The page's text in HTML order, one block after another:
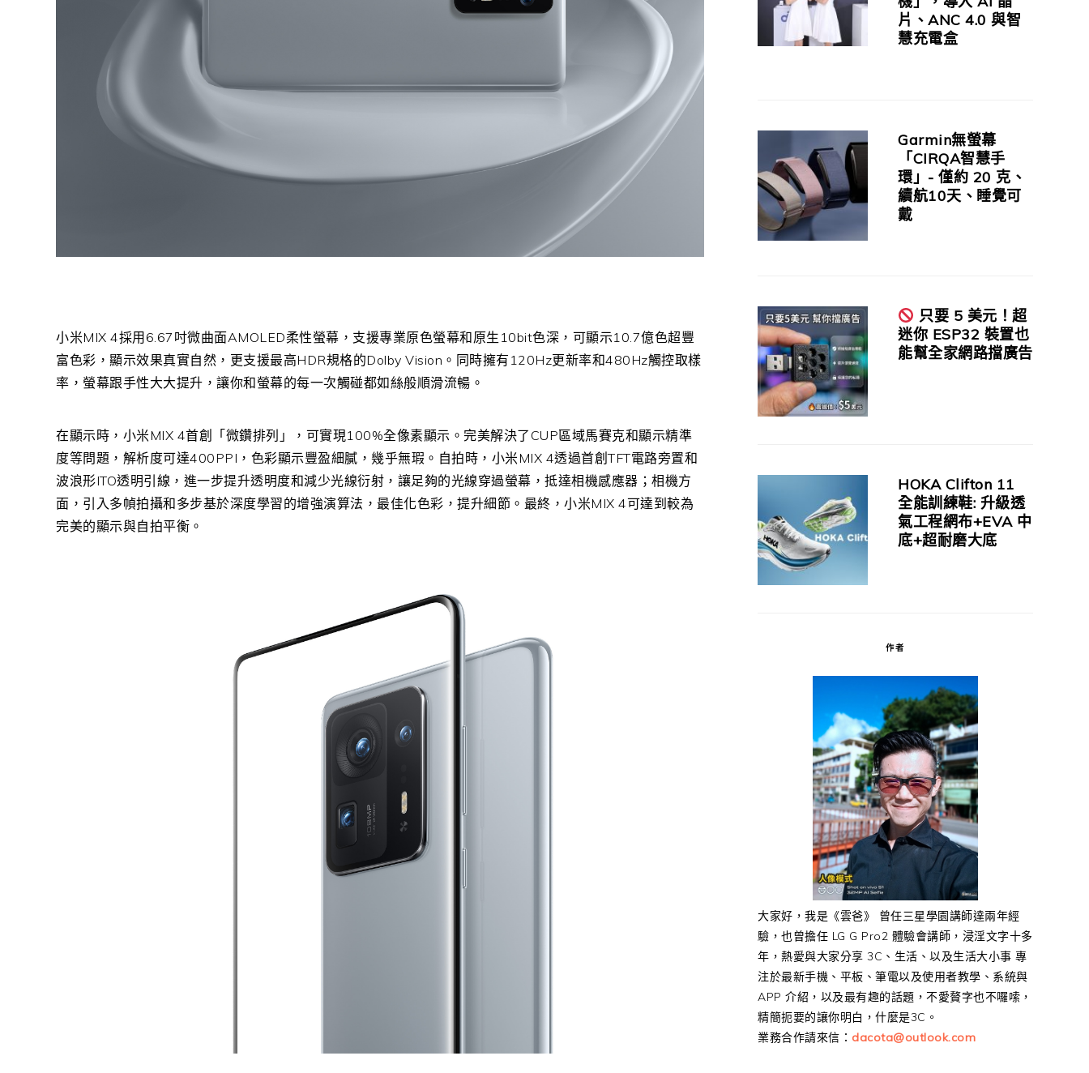
小米MIX 4採用6.67吋微曲面AMOLED柔性螢幕，支援專業原色螢幕和原生10bit色深，可顯示10.7億色超豐
富色彩，顯示效果真實自然，更支援最高HDR規格的Dolby Vision。同時擁有120Hz更新率和480Hz觸控取樣
率，螢幕跟手性大大提升，讓你和螢幕的每一次觸碰都如絲般順滑流暢。
在顯示時，小米MIX 4首創「微鑽排列」，可實現100%全像素顯示。完美解決了CUP區域馬賽克和顯示精準
度等問題，解析度可達400PPI，色彩顯示豐盈細膩，幾乎無瑕。自拍時，小米MIX 4透過首創TFT電路旁置和
波浪形ITO透明引線，進一步提升透明度和減少光線衍射，讓足夠的光線穿過螢幕，抵達相機感應器；相機方
面，引入多幀拍攝和多步基於深度學習的增強演算法，最佳化色彩，提升細節。最終，小米MIX 4可達到較為
完美的顯示與自拍平衡。
片、ANC 4.0 與智
慧充電盒
Garmin無螢幕
「CIRQA智慧手
環」- 僅約 20 克、
續航10天、睡覺可
戴
只要 5 美元！超
迷你 ESP32 裝置也
能幫全家網路擋廣告
HOKA Clifton 11
全能訓練鞋: 升級透
氣工程網布+EVA 中
底+超耐磨大底
作者
大家好，我是《雲爸》 曾任三星學園講師達兩年經
驗，也曾擔任 LG G Pro2 體驗會講師，浸淫文字十多
年，熱愛與大家分享 3C、生活、以及生活大小事 專
注於最新手機、平板、筆電以及使用者教學、系統與
APP 介紹，以及最有趣的話題，不愛贅字也不囉嗦，
精簡扼要的讓你明白，什麼是3C。
業務合作請來信： dacota@outlook.com